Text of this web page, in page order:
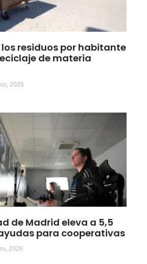
los residuos por habitante
de materia
2026
de Madrid eleva a 5,5
para cooperativas
2026